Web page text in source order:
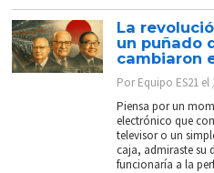
La
un puñado
cambiaron
PorEquipo ES21 el
Piensa por un
electrónico que
televisor o un
caja, admiraste su
funcionaría a la